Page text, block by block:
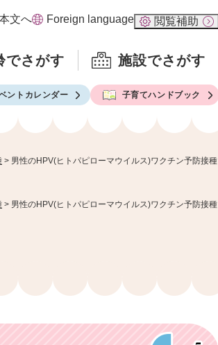
文へ Foreign language 閲覧補助
でさがす 施設でさがす
ントカレンダー 子育てハンドブック
> 男性のHPV(ヒトパピローマウイルス)ワクチン予防接種
> 男性のHPV(ヒトパピローマウイルス)ワクチン予防接種